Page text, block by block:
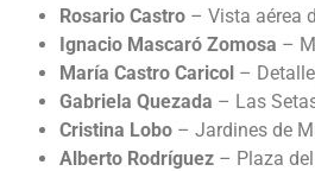
Rosario Castro – Vista aérea
Ignacio Mascaró Zomosa –
María Castro Caricol –
Gabriela Quezada – Las
Cristina Lobo – Jardines de
Alberto Rodríguez – Plaza